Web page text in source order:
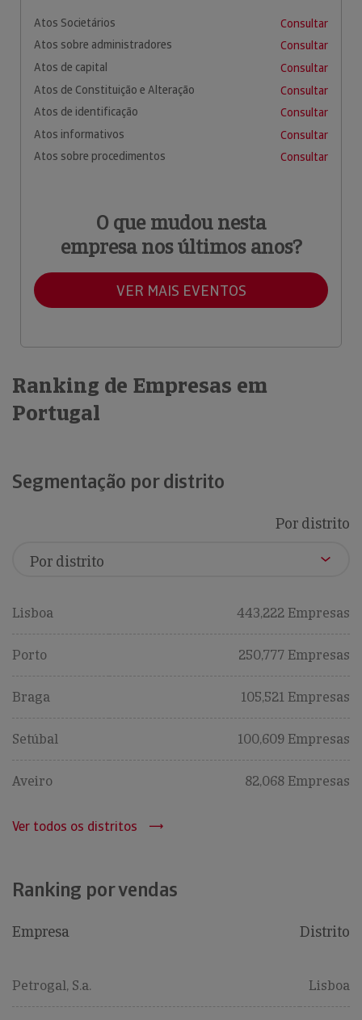
Atos Societários
Consultar
Atos sobre administradores
Consultar
Atos de capital
Consultar
Atos de Constituição e Alteração
Consultar
Atos de identificação
Consultar
Atos informativos
Consultar
Atos sobre procedimentos
Consultar
O que mudou nesta
empresa nos últimos anos?
VER MAIS EVENTOS
Ranking de Empresas em
Portugal
Segmentação por distrito
Por distrito
Lisboa 443,222 Empresas
Porto 250,777 Empresas
Braga 105,521 Empresas
Setúbal 100,609 Empresas
Aveiro 82,068 Empresas
Ver todos os distritos
Ranking por vendas
Empresa Distrito
Petrogal, S.a. Lisboa